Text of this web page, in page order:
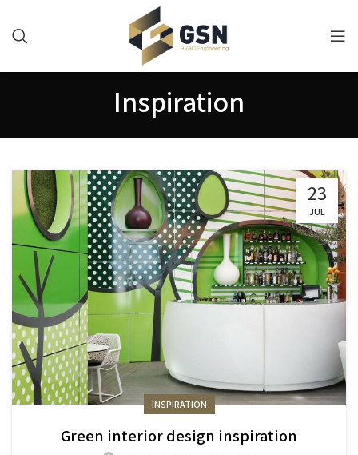
Inspiration
23
JUL
INSPIRATION
Green interior design inspiration